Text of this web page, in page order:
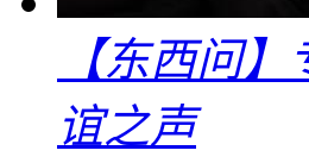
【东西问
谊之声